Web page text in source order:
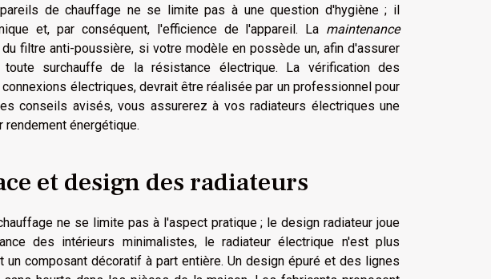
de chauffage ne se limite pas à une question d'hygiène ; il
et, par conséquent, l'efficience de l'appareil. La maintenance
filtre anti-poussière, si votre modèle en possède un, afin d'assurer
surchauffe de la résistance électrique. La vérification des
électriques, devrait être réalisée par un professionnel pour
conseils avisés, vous assurerez à vos radiateurs électriques une
rendement énergétique.
et design des radiateurs
ne se limite pas à l'aspect pratique ; le design radiateur joue
des intérieurs minimalistes, le radiateur électrique n'est plus
composant décoratif à part entière. Un design épuré et des lignes